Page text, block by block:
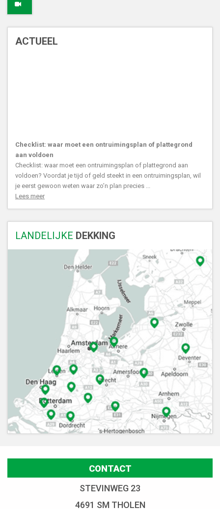
ACTUEEL
Checklist: waar moet een ontruimingsplan of plattegrond
aan voldoen
Checklist: waar moet een ontruimingsplan of plattegrond aan
voldoen? Voordat je tijd of geld steekt in een ontruimingsplan, wil
je eerst gewoon weten waar zo’n plan precies ...
Lees meer
LANDELIJKE DEKKING
CONTACT
STEVINWEG 23
4691 SM THOLEN